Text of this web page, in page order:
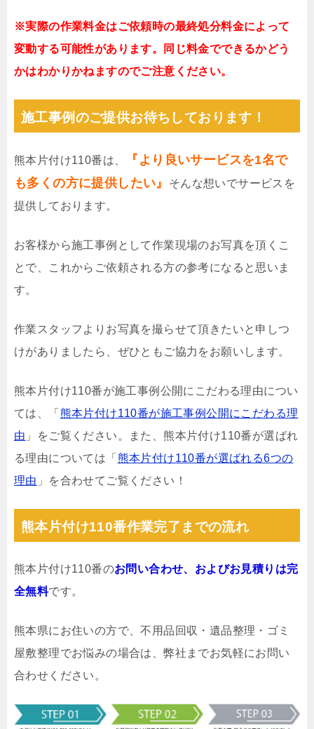
※実際の作業料金はご依頼時の最終処分料金によって
変動する可能性があります。同じ料金でできるかどう
かはわかりかねますのでご注意ください。
施工事例のご提供お待ちしております！
熊本片付け110番は、
『より良いサービスを1名で
も多くの方に提供したい』
そんな想いでサービスを
提供しております。
お客様から施工事例として作業現場のお写真を頂くこ
とで、これからご依頼される方の参考になると思いま
す。
作業スタッフよりお写真を撮らせて頂きたいと申しつ
けがありましたら、ぜひともご協力をお願いします。
熊本片付け110番が施工事例公開にこだわる理由につい
ては、「 熊本片付け110番が施工事例公開にこだわる理
由 」をご覧ください。また、熊本片付け110番が選ばれ
る理由については「 熊本片付け110番が選ばれる6つの
理由 」を合わせてご覧ください！
熊本片付け110番作業完了までの流れ
熊本片付け110番のお問い合わせ、およびお見積りは完
全無料です。
熊本県にお住いの方で、不用品回収・遺品整理・ゴミ
屋敷整理でお悩みの場合は、弊社までお気軽にお問い
合わせください。